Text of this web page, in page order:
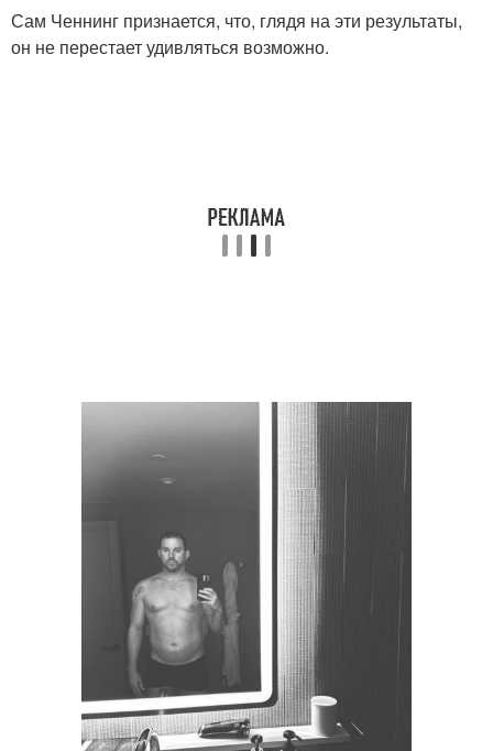
Сам Ченнинг признается, что, глядя на эти результаты,
он не перестает удивляться возможно.